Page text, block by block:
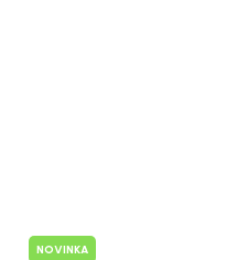
NOVINKA